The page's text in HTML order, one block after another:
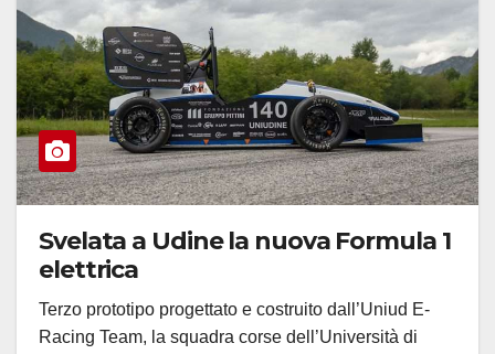
Svelata a Udine la nuova Formula 1
elettrica
Terzo prototipo progettato e costruito dall’Uniud E-
Racing Team, la squadra corse dell’Università di